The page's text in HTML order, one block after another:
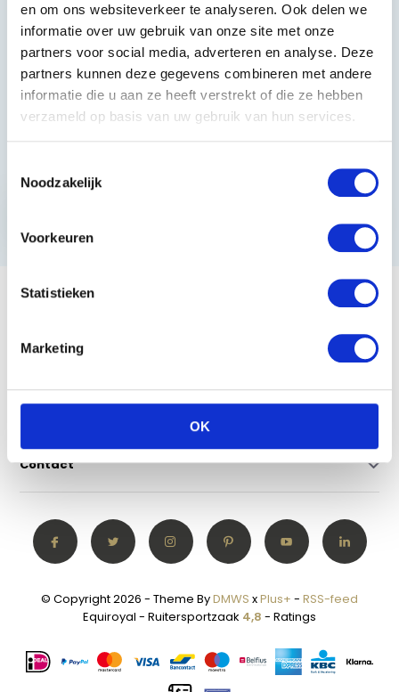
en om ons websiteverkeer te analyseren. Ook delen we
informatie over uw gebruik van onze site met onze
partners voor social media, adverteren en analyse. Deze
partners kunnen deze gegevens combineren met andere
informatie die u aan ze heeft verstrekt of die ze hebben
verzameld op basis van uw gebruik van hun services.
Noodzakelijk
Voorkeuren
Statistieken
Marketing
OK
0229-700241
info@equiroyal.nl
Abonneer
* Lees hier de wettelijke beperkingen
Klantenservice
Mijn account
Categorieën
Contact
© Copyright 2026 - Theme ByDMWS xPlus+ - RSS-feed
Equiroyal - Ruitersportzaak 4,8 - Ratings